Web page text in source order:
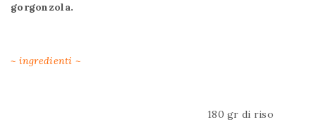
gorgonzola.
~ ingredienti ~
180 gr di riso